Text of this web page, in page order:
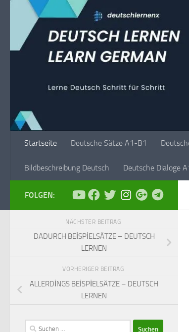
Unter dem Inhalt
Startseite Deutsche Sätze A1-B1
Bildbeschreibung Deutsch Deutsche Dialoge
FOLGEN:
NÄCHSTER BEITRAG
DADURCH BEİSPİELSÄTZE – DEUTSCH
LERNEN
VORHERIGER BEITRAG
ALLERDİNGS BEİSPİELSÄTZE – DEUTSCH
LERNEN
Suchen